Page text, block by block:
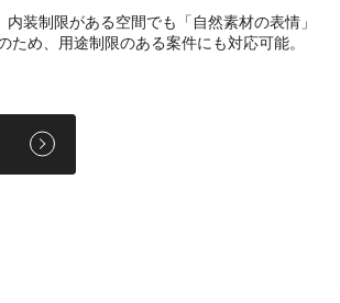
装制限がある空間でも「自然素材の表情」
め、用途制限のある案件にも対応可能。